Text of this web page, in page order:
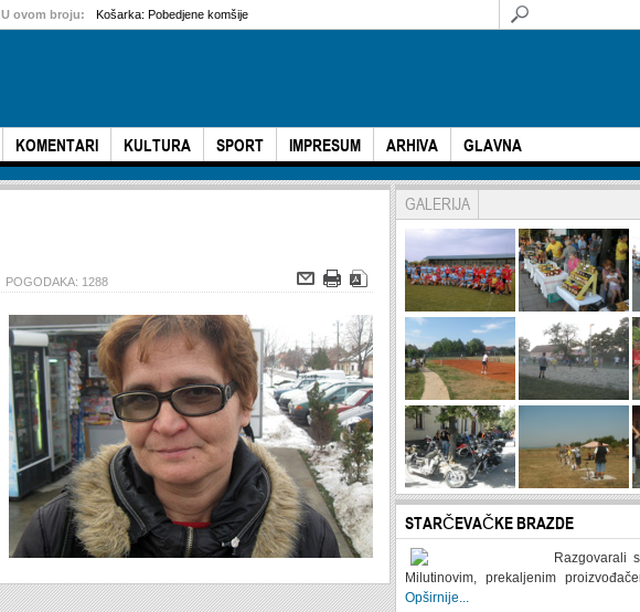
KOMENTARI KULTURA SPORT IMPRESUM ARHIVA GLAVNA
U ovom broju: Košarka: Pobedjene komšije
POGODAKA: 1288
GALERIJA
STARČEVAČKE BRAZDE
Razgovarali
Milutinovim, prekaljenim
Opširnije...